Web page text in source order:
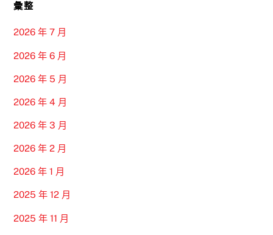
彙整
2026 年 7 月
2026 年 6 月
2026 年 5 月
2026 年 4 月
2026 年 3 月
2026 年 2 月
2026 年 1 月
2025 年 12 月
2025 年 11 月